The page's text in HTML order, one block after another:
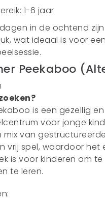
1-6 jaar
in de ochtend zijn
wat ideaal is voor een
Peekaboo
is een gezellig en
voor jonge
mix van gestructureerde
vrij spel, waardoor het
is voor kinderen om te
te leren.